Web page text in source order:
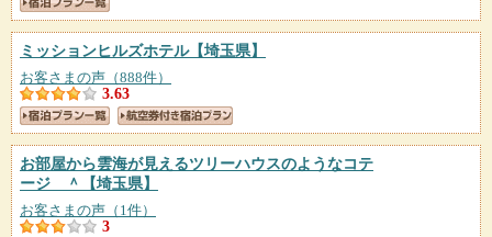
ミッションヒルズホテル【埼玉県】
お客さまの声（888件）
3.63
お部屋から雲海が見えるツリーハウスのようなコテ
ージ ＾
【埼玉県】
お客さまの声（1件）
3